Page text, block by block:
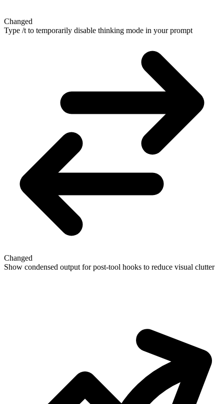
Changed
Type /t to temporarily disable thinking mode in your prompt
Changed
Show condensed output for post-tool hooks to reduce visual clutter